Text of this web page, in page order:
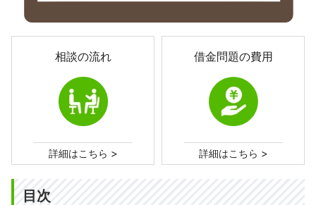
相談の流れ
詳細はこちら >
借金問題の費用
詳細はこちら >
目次